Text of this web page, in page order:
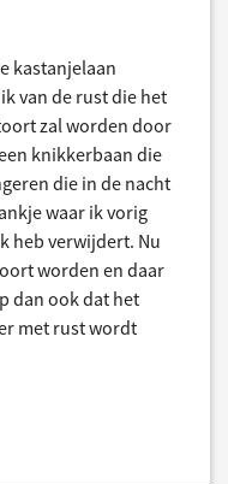
kastanjelaan
van de rust die het
zal worden door
knikkerbaan die
die in de nacht
waar ik vorig
heb verwijdert. Nu
worden en daar
dan ook dat het
met rust wordt